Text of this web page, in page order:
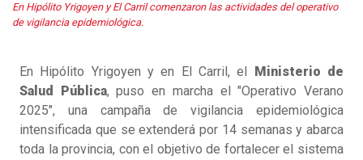
En Hipólito Yrigoyen y El Carril comenzaron las actividades del operativo
de vigilancia epidemiológica.
En Hipólito Yrigoyen y en El Carril, el Ministerio de
Salud Pública, puso en marcha el "Operativo Verano
2025", una campaña de vigilancia epidemiológica
intensificada que se extenderá por 14 semanas y abarca
toda la provincia, con el objetivo de fortalecer el sistema